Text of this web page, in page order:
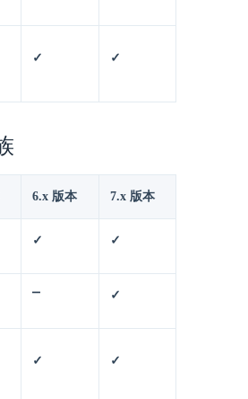
✓ ✓
6.x 版本 7.x 版本
✓ ✓
⎻ ✓
✓ ✓